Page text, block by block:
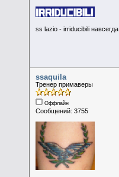
ss lazio - irriducibili навсегда
ssaquila
Тренер примаверы
Оффлайн
Сообщений: 3755